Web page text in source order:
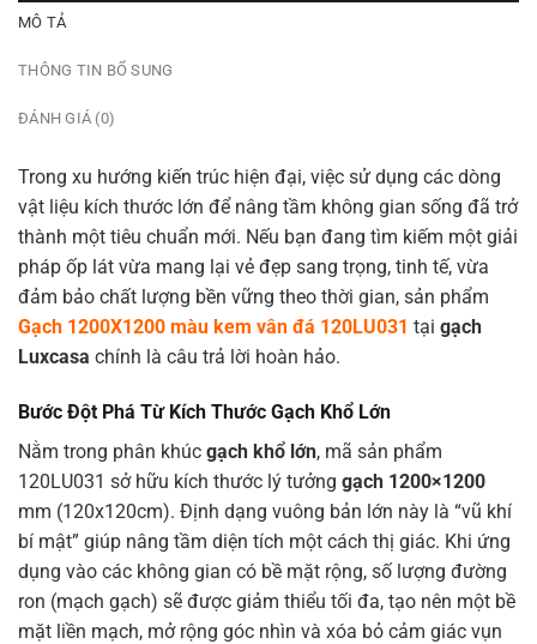
MÔ TẢ
THÔNG TIN BỔ SUNG
ĐÁNH GIÁ (0)
Trong xu hướng kiến trúc hiện đại, việc sử dụng các dòng
vật liệu kích thước lớn để nâng tầm không gian sống đã trở
thành một tiêu chuẩn mới. Nếu bạn đang tìm kiếm một giải
pháp ốp lát vừa mang lại vẻ đẹp sang trọng, tinh tế, vừa
đảm bảo chất lượng bền vững theo thời gian, sản phẩm
Gạch 1200X1200 màu kem vân đá 120LU031 tại gạch
Luxcasa chính là câu trả lời hoàn hảo.
Bước Đột Phá Từ Kích Thước Gạch Khổ Lớn
Nằm trong phân khúc gạch khổ lớn, mã sản phẩm
120LU031 sở hữu kích thước lý tưởng gạch 1200×1200
mm (120x120cm). Định dạng vuông bản lớn này là “vũ khí
bí mật” giúp nâng tầm diện tích một cách thị giác. Khi ứng
dụng vào các không gian có bề mặt rộng, số lượng đường
ron (mạch gạch) sẽ được giảm thiểu tối đa, tạo nên một bề
mặt liền mạch, mở rộng góc nhìn và xóa bỏ cảm giác vụn